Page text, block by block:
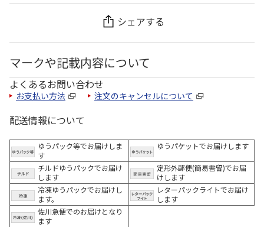
シェアする
マークや記載内容について
よくあるお問い合わせ
お支払い方法 注文のキャンセルについて
配送情報について
ゆうパック等でお届けしま
す
ゆうパケットでお届けします
チルドゆうパックでお届け
します
定形外郵便(簡易書留)でお届
けします
冷凍ゆうパックでお届けし
ます。
レターパックライトでお届け
します
佐川急便でのお届けとなり
ます